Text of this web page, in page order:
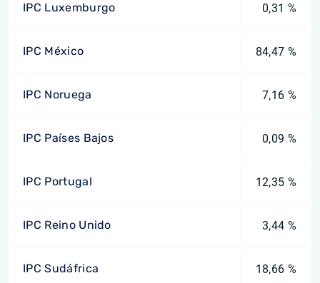
IPC Luxemburgo 0,31 %
IPC México 84,47 %
IPC Noruega 7,16 %
IPC Países Bajos 0,09 %
IPC Portugal 12,35 %
IPC Reino Unido 3,44 %
IPC Sudáfrica 18,66 %